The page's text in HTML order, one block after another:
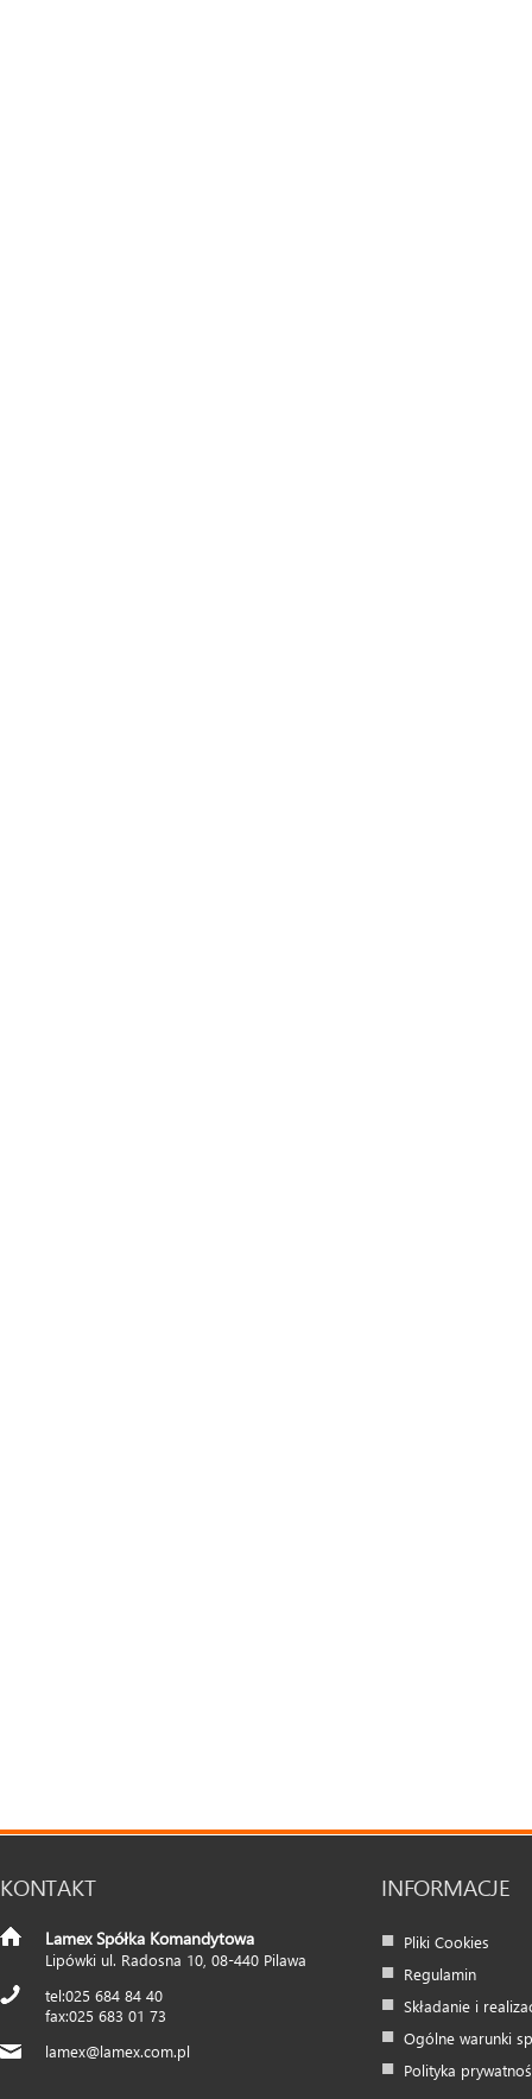
KONTAKT
Lamex Spółka Komandytowa
Lipówki ul. Radosna 10 08-440 Pilawa
025 684 84 40
025 683 01 73
lamex@lamex.com.pl
INFORMACJE
Pliki Cookies
Regulamin
Składanie i
Ogólne warunki
Polityka